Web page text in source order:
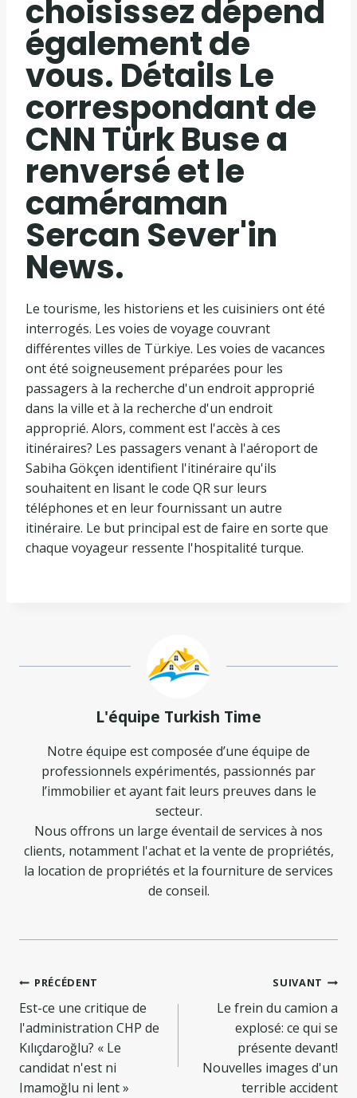
choisissez dépend
également de
vous. Détails Le
correspondant de
CNN Türk Buse a
renversé et le
caméraman
Sercan Sever'in
News.
Le tourisme, les historiens et les cuisiniers ont été
interrogés. Les voies de voyage couvrant
différentes villes de Türkiye. Les voies de vacances
ont été soigneusement préparées pour les
passagers à la recherche d'un endroit approprié
dans la ville et à la recherche d'un endroit
approprié. Alors, comment est l'accès à ces
itinéraires? Les passagers venant à l'aéroport de
Sabiha Gökçen identifient l'itinéraire qu'ils
souhaitent en lisant le code QR sur leurs
téléphones et en leur fournissant un autre
itinéraire. Le but principal est de faire en sorte que
chaque voyageur ressente l'hospitalité turque.
L'équipe Turkish Time
Notre équipe est composée d’une équipe de
professionnels expérimentés, passionnés par
l’immobilier et ayant fait leurs preuves dans le
secteur.
Nous offrons un large éventail de services à nos
clients, notamment l'achat et la vente de propriétés,
la location de propriétés et la fourniture de services
de conseil.
Navigation
de
l’article
PRÉCÉDENT
Est-ce une critique de
l'administration CHP de
Kılıçdaroğlu? « Le
candidat n'est ni
Imamoğlu ni lent »
SUIVANT
Le frein du camion a
explosé: ce qui se
présente devant!
Nouvelles images d'un
terrible accident